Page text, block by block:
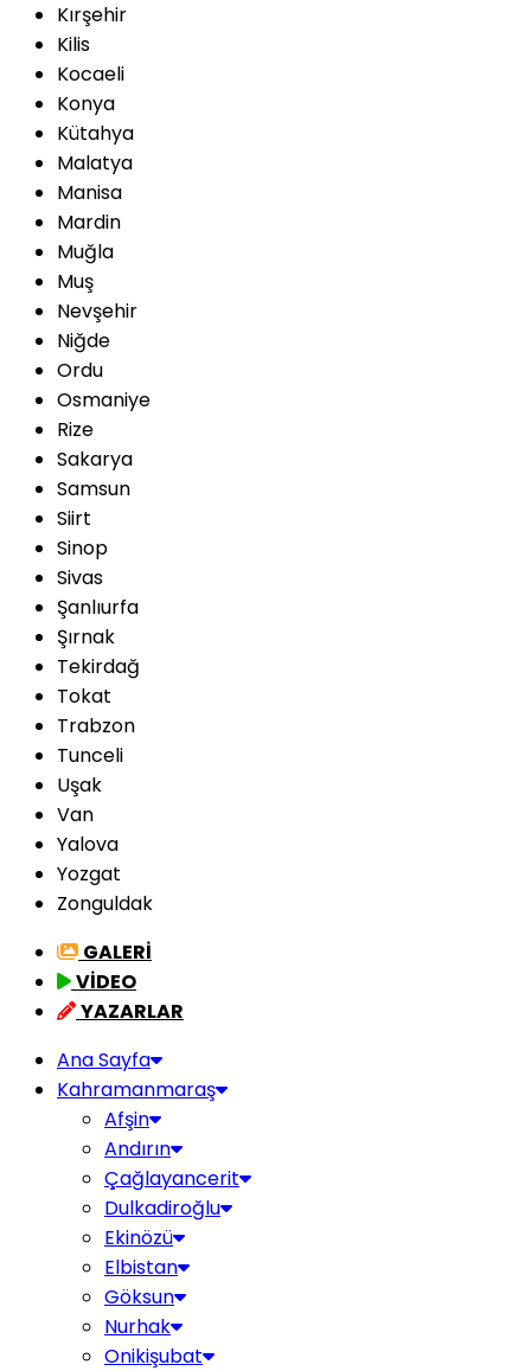
Kırşehir
Kilis
Kocaeli
Konya
Kütahya
Malatya
Manisa
Mardin
Muğla
Muş
Nevşehir
Niğde
Ordu
Osmaniye
Rize
Sakarya
Samsun
Siirt
Sinop
Sivas
Şanlıurfa
Şırnak
Tekirdağ
Tokat
Trabzon
Tunceli
Uşak
Van
Yalova
Yozgat
Zonguldak
GALERİ
VİDEO
YAZARLAR
Ana Sayfa
Kahramanmaraş
Afşin
Andırın
Çağlayancerit
Dulkadiroğlu
Ekinözü
Elbistan
Göksun
Nurhak
Onikişubat